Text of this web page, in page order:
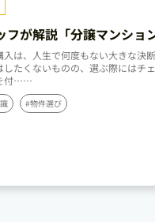
フが解説「分譲マンショ
は、人生で何度もない大きな決
たくないものの、選ぶ際にはチ
付……
#物件選び